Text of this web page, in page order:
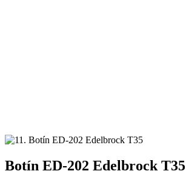
Botín ED-202 Edelbrock T35